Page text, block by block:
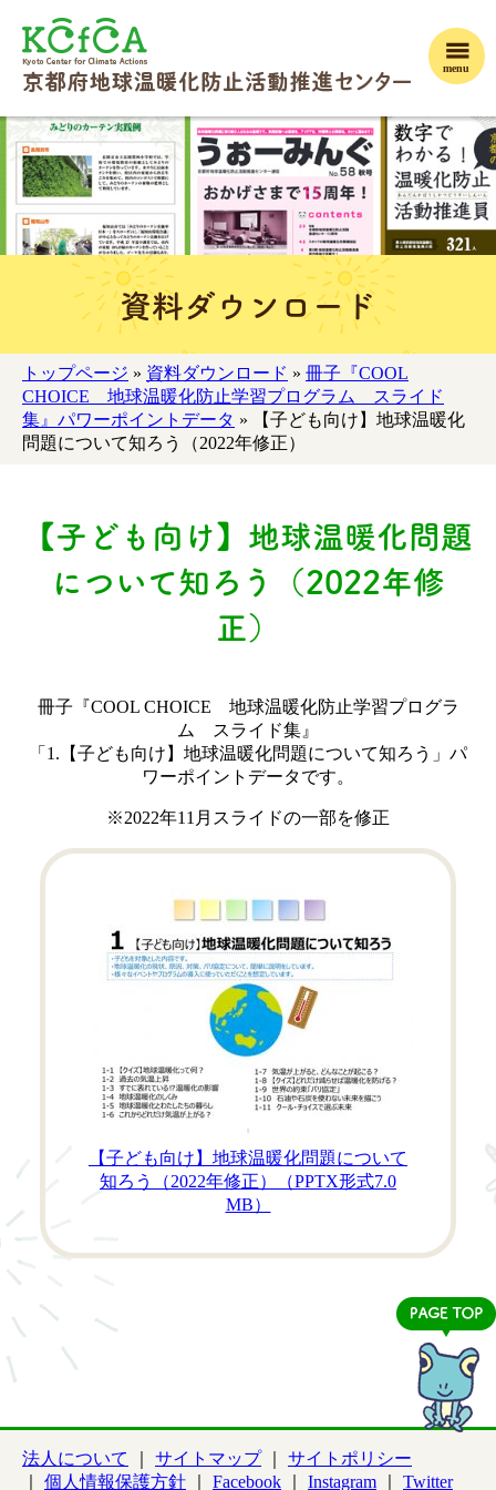
menu
資料ダウンロード
トップページ » 資料ダウンロード » 冊子『COOL
CHOICE 地球温暖化防止学習プログラム スライド
集』パワーポイントデータ » 【子ども向け】地球温暖化
問題について知ろう（2022年修正）
【子ども向け】地球温暖化問題
について知ろう（2022年修
正）
冊子『COOL CHOICE 地球温暖化防止学習プログラ
ム スライド集』
「1.【子ども向け】地球温暖化問題について知ろう」パ
ワーポイントデータです。
※2022年11月スライドの一部を修正
【子ども向け】地球温暖化問題について
知ろう（2022年修正）
（PPTX形式7.0
MB）
法人について サイトマップ
サイトポリシー
個人情報保護方針
Facebook Instagram Twitter